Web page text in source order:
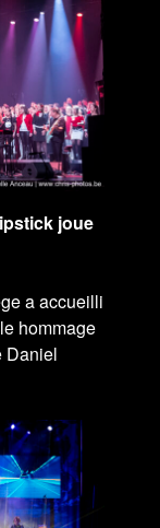
joue
a accueilli
hommage
Daniel